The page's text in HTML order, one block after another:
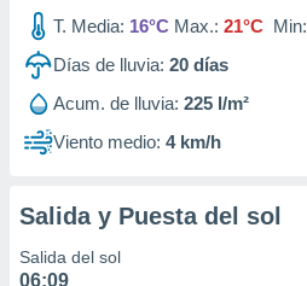
T. Media: 16°C Max.: 21°C Min:
Días de lluvia: 20 días
Acum. de lluvia: 225 l/m²
Viento medio: 4 km/h
Salida y Puesta del sol
Salida del sol
06:09